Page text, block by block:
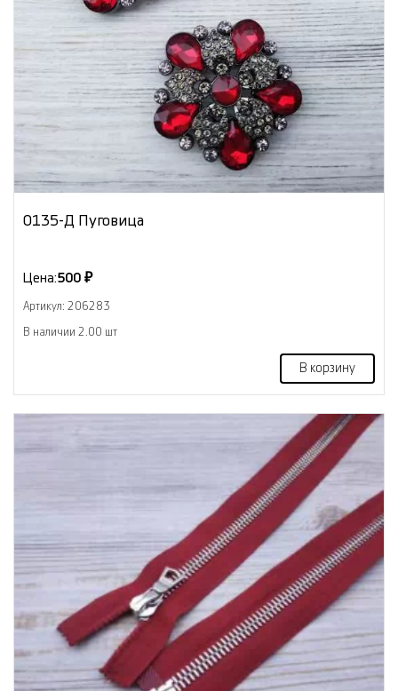
0135-Д Пуговица
Цена:500 ₽
Артикул: 206283
В наличии 2.00 шт
В корзину